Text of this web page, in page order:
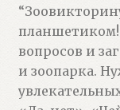
планшетиком!
вопросов и
и зоопарка.